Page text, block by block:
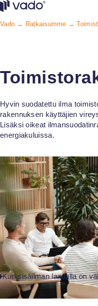
Siirry
Vado → Ratkaisumme →
Hyvin suodatettu ilma
rakennuksen käyttäjien
Lisäksi oikeat
energiakuluissa.
Kun sisäilman laadulla on